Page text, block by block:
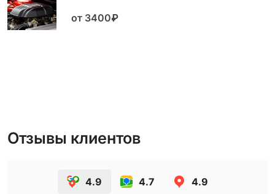
от 3400₽
Отзывы клиентов
4.9 4.7 4.9